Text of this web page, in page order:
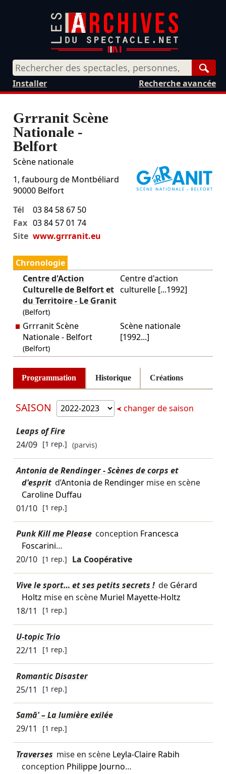
Recherche avancée
Installer
Grrranit Scène
Nationale -
Belfort
Scène nationale
1, faubourg de Montbéliard
90000 Belfort
Tél
03 84 58 67 50
Fax 03 84 57 01 74
Site www.grrranit.eu
Chronologie
Centre d'Action
Culturelle de Belfort et
du Territoire - Le Granit
(Belfort)
Centre d'action
culturelle [...1992]
Grrranit Scène
Nationale - Belfort
(Belfort)
Scène nationale
[1992...]
Programmation Historique Créations
SAISON changer de saison
Leaps of Fire
24/09 [1 rep.] (parvis)
Antonia de Rendinger - Scènes de corps et
d'esprit d’Antonia de Rendingermise en scène
Caroline Duffau
01/10 [1 rep.]
Punk Kill me Please conception Francesca
Foscarini…
20/10 [1 rep.] La Coopérative
Vive le sport… et ses petits secrets ! de Gérard
Holtz mise en scène Muriel Mayette-Holtz
18/11
[1 rep.]
U-topic Trio
22/11
[1 rep.]
Romantic Disaster
25/11
[1 rep.]
Samā' – La lumière exilée
29/11
[1 rep.]
Traverses mise en scène Leyla-Claire Rabih
conception Philippe Journo…